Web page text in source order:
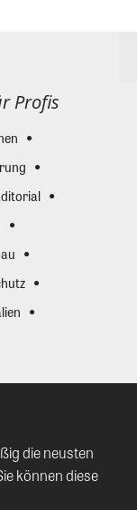
Profis
die neusten
können diese